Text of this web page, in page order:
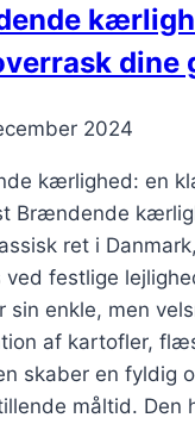
middage
dine
2024
kærlighed: en
Brændende
ret i
ved festlige
sin enkle, men
af kartofler,
skaber en fyldig
måltid. Den